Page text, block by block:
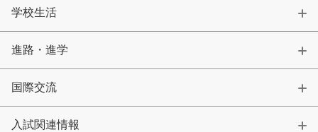
学校生活
進路・進学
国際交流
入試関連情報